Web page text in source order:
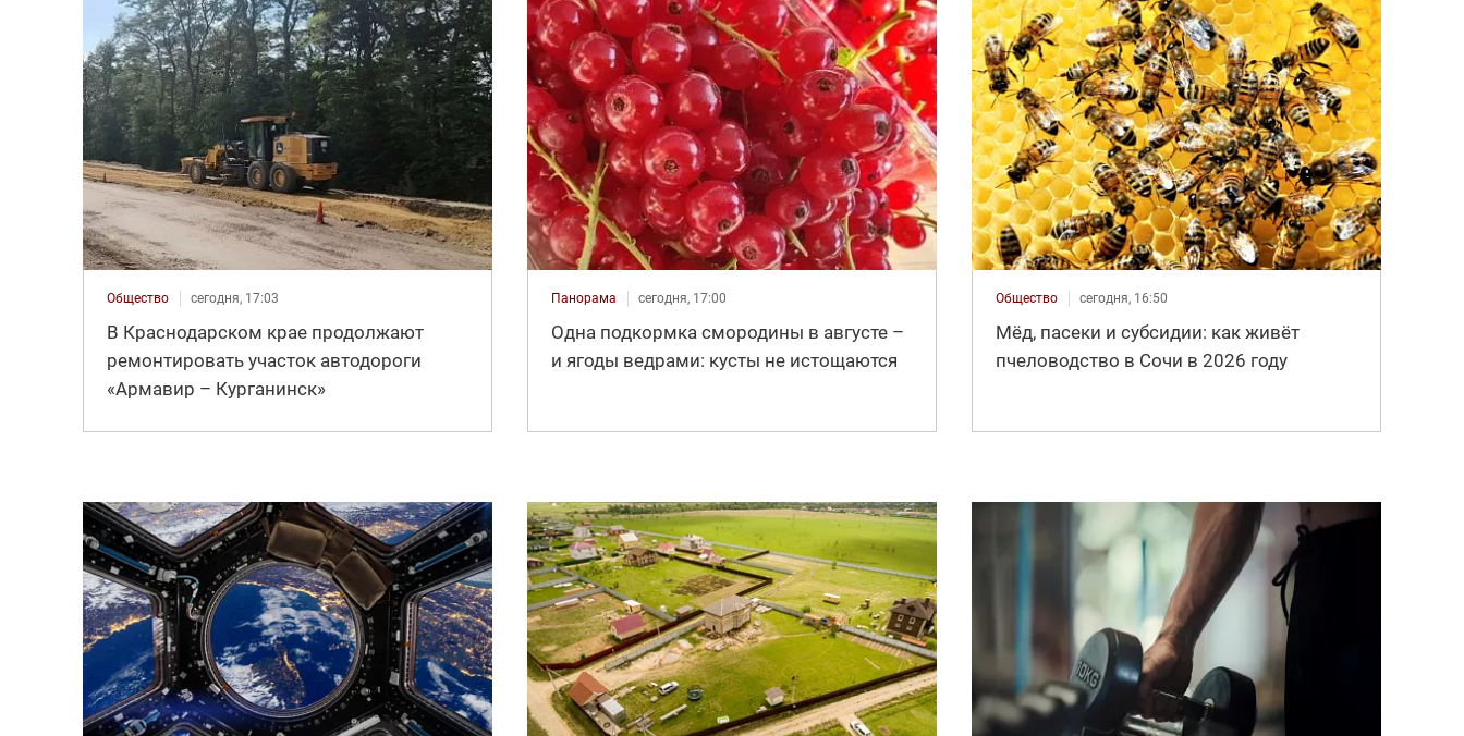
Общество сегодня, 17:03
В Краснодарском крае продолжают
ремонтировать участок автодороги
«Армавир – Курганинск»
Панорама сегодня, 17:00
Одна подкормка смородины в августе –
и ягоды ведрами: кусты не истощаются
Общество сегодня, 16:50
Мёд, пасеки и субсидии: как живёт
пчеловодство в Сочи в 2026 году